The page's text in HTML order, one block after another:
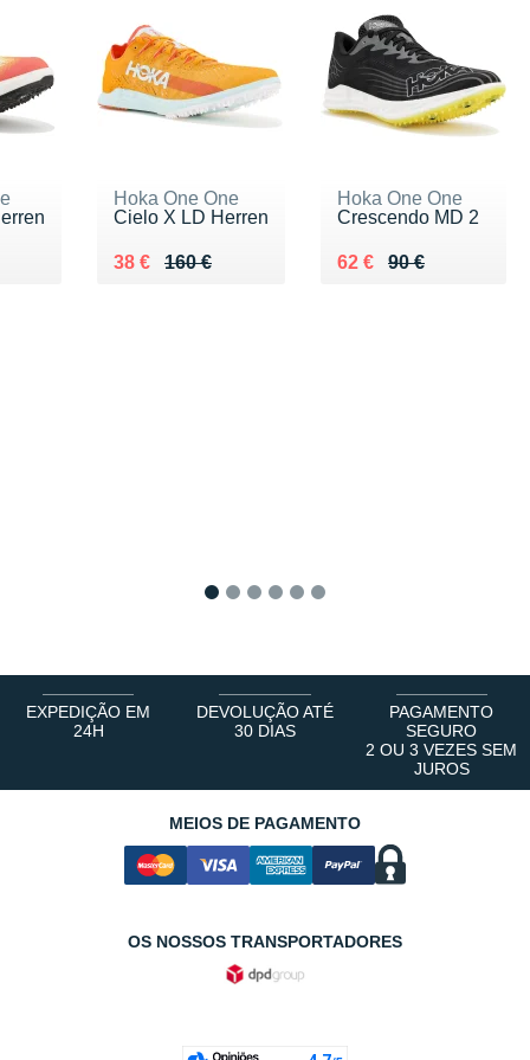
Hoka One One
Cielo X LD Herren
160 €
Au lieu de 160 €
38 €
Vendu 38 €
Hoka One One
Crescendo MD 2
90 €
Au lieu de 90 €
62 €
Vendu 62 €
EXPEDIÇÃO EM
24H
DEVOLUÇÃO ATÉ
30 DIAS
PAGAMENTO
SEGURO
2 OU 3 VEZES SEM
JUROS
MEIOS DE PAGAMENTO
OS NOSSOS TRANSPORTADORES